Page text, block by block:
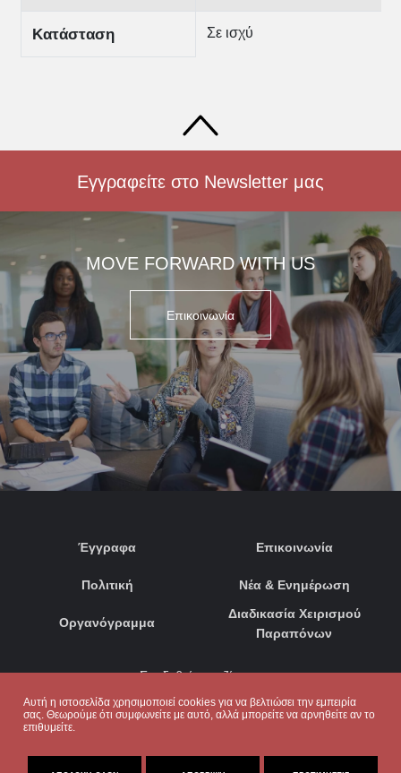
Αυτή η ιστοσελίδα χρησιμοποιεί cookies για να βελτιώσει την εμπειρία
σας. Θεωρούμε ότι συμφωνείτε με αυτό, αλλά μπορείτε να αρνηθείτε αν το
επιθυμείτε.
Κατάσταση Σε ισχύ
Εγγραφείτε στο Newsletter μας
MOVE FORWARD WITH US
Επικοινωνία
Έγγραφα
Πολιτική
Οργανόγραμμα
Επικοινωνία
Νέα & Ενημέρωση
Διαδικασία Χειρισμού
Παραπόνων
Συνδεθείτε μαζί μας: